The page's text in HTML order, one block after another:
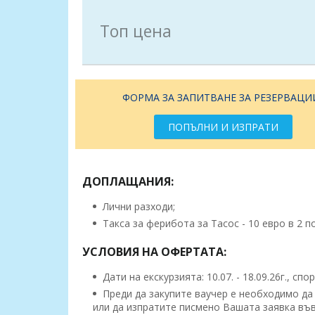
Топ цена
ФОРМА ЗА ЗАПИТВАНЕ ЗА
ПОПЪЛНИ И ИЗПРАТИ
ДОПЛАЩАНИЯ:
Лични разходи;
Такса за ферибота за Тасос - 10 евро в 2
УСЛОВИЯ НА ОФЕРТАТА:
Дати на екскурзията: 10.07. - 18.09.26г.,
Преди да закупите ваучер е необходимо
или да изпратите писмено Вашата заявка